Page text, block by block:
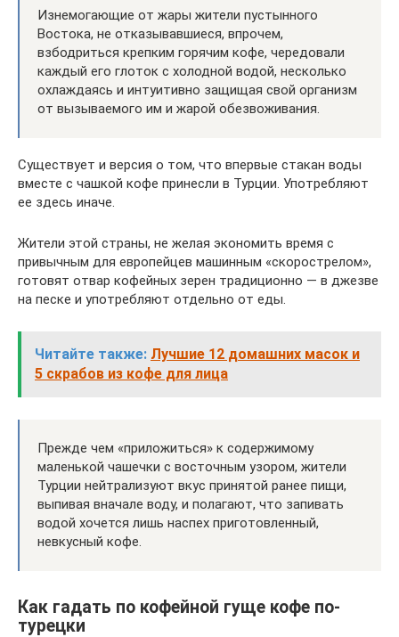
Изнемогающие от жары жители пустынного
Востока, не отказывавшиеся, впрочем,
взбодриться крепким горячим кофе, чередовали
каждый его глоток с холодной водой, несколько
охлаждаясь и интуитивно защищая свой организм
от вызываемого им и жарой обезвоживания.
Существует и версия о том, что впервые стакан воды
вместе с чашкой кофе принесли в Турции. Употребляют
ее здесь иначе.
Жители этой страны, не желая экономить время с
привычным для европейцев машинным «скорострелом»,
готовят отвар кофейных зерен традиционно — в джезве
на песке и употребляют отдельно от еды.
Читайте также: Лучшие 12 домашних масок и
5 скрабов из кофе для лица
Прежде чем «приложиться» к содержимому
маленькой чашечки с восточным узором, жители
Турции нейтрализуют вкус принятой ранее пищи,
выпивая вначале воду, и полагают, что запивать
водой хочется лишь наспех приготовленный,
невкусный кофе.
Как гадать по кофейной гуще кофе по-
турецки